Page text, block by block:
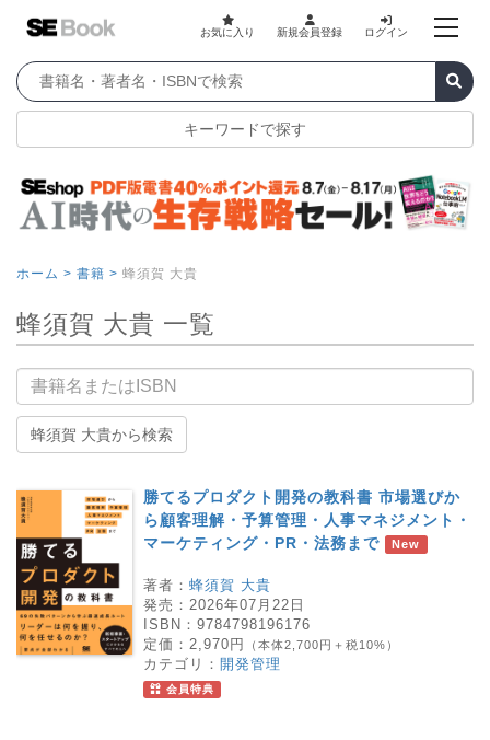
お気に入り 新規会員登録 ログイン
キーワードで探す
ホーム > 書籍 > 蜂須賀 大貴
蜂須賀 大貴 一覧
書籍名
蜂須賀 大貴から検索
勝てるプロダクト開発の教科書 市場選びか
ら顧客理解・予算管理・人事マネジメント・
マーケティング・PR・法務まで
New
著者： 蜂須賀 大貴
発売： 2026年07月22日
ISBN： 9784798196176
定価： 2,970円 （本体2,700円＋税10%）
カテゴリ： 開発管理
会員特典